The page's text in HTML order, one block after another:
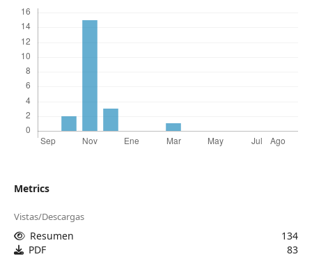
Metrics
Vistas/Descargas
Resumen
134
PDF
83